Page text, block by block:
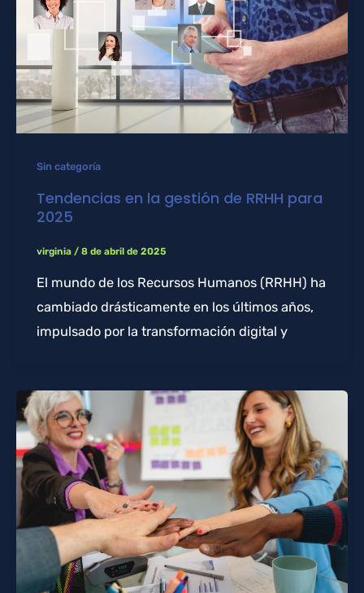
Sin categoría
Tendencias en la gestión de RRHH para
2025
virginia / 8 de abril de 2025
El mundo de los Recursos Humanos (RRHH) ha
cambiado drásticamente en los últimos años,
impulsado por la transformación digital y